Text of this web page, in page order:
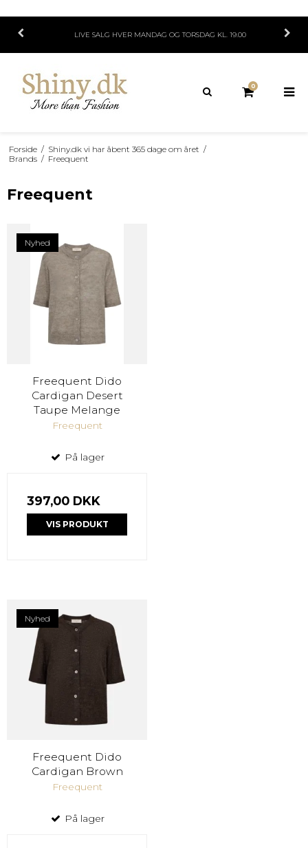
LIVE SALG HVER MANDAG OG TORSDAG KL. 19.00
0
Forside / Shiny.dk vi har åbent 365 dage om året /
Brands / Freequent
Freequent
Nyhed
Freequent Dido
Cardigan Desert
Taupe Melange
Freequent
På lager
397,00 DKK
VIS PRODUKT
Nyhed
Freequent Dido
Cardigan Brown
Freequent
På lager